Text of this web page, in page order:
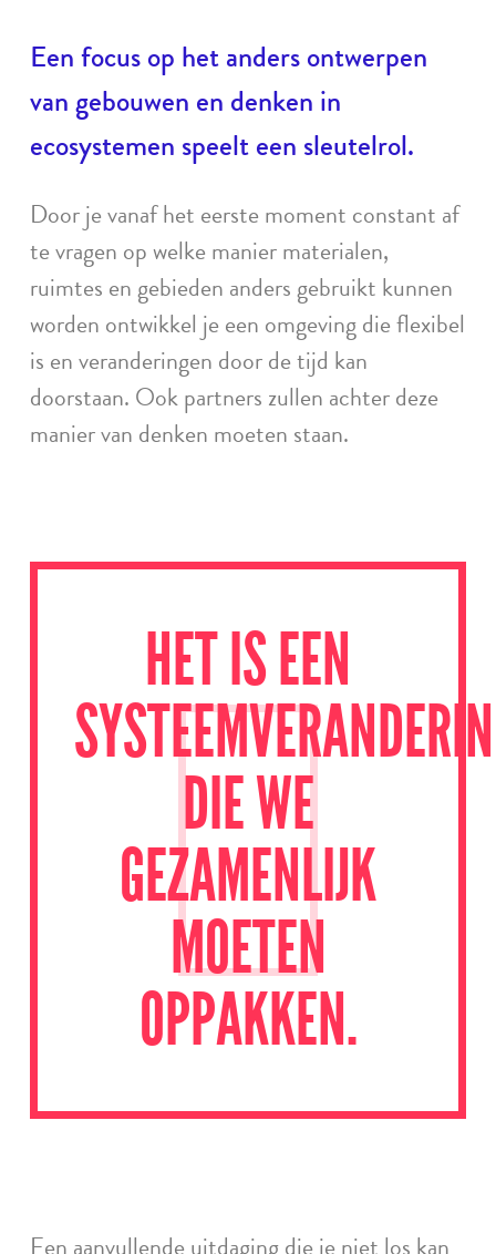
Een focus op het anders ontwerpen
van gebouwen en denken in
ecosystemen speelt een sleutelrol.
Door je vanaf het eerste moment constant af
te vragen op welke manier materialen,
ruimtes en gebieden anders gebruikt kunnen
worden ontwikkel je een omgeving die flexibel
is en veranderingen door de tijd kan
doorstaan. Ook partners zullen achter deze
manier van denken moeten staan.
HET IS EEN
DIE WE
GEZAMENLIJK
MOETEN
OPPAKKEN.
Een aanvullende uitdaging die je niet los kan